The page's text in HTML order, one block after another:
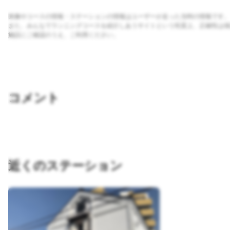
画像やコースの情報・ステーションの情報はユーザーが走った当時の情報です。
また、みんなでランニングコースを紹介しあうサイトという性質上、正確性は
施設にご確認のうえ、ご利用ください。
コメント
近くのステーション